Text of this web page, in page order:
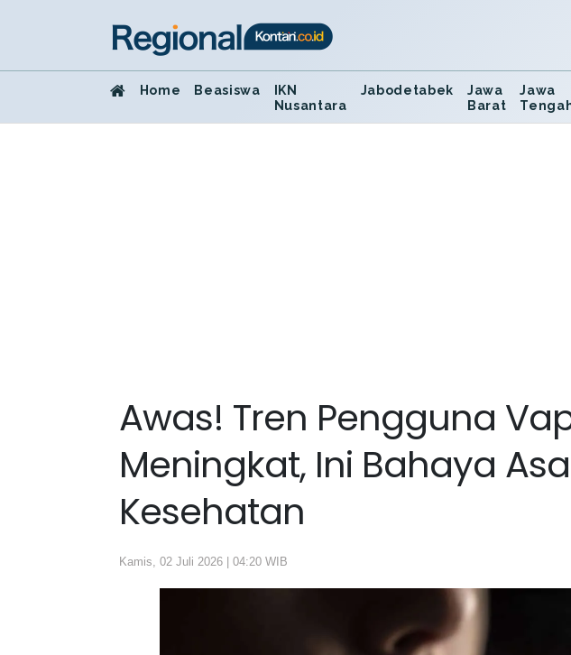
Home Beasiswa
IKN
Nusantara
Jabodetabek
Jawa
Barat
Jawa
Awas! Tren Pengguna
Meningkat, Ini Bahaya
Kesehatan
Kamis, 02 Juli 2026 | 04:20 WIB